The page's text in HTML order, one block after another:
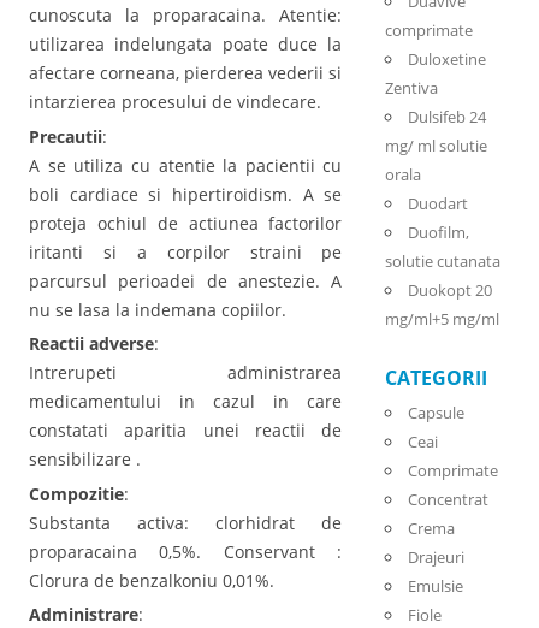
cunoscuta la proparacaina. Atentie:
utilizarea indelungata poate duce la
afectare corneana, pierderea vederii si
intarzierea procesului de vindecare.
Precautii:
A se utiliza cu atentie la pacientii cu
boli cardiace si hipertiroidism. A se
proteja ochiul de actiunea factorilor
iritanti si a corpilor straini pe
parcursul perioadei de anestezie. A
nu se lasa la indemana copiilor.
Reactii adverse:
Intrerupeti administrarea
medicamentului in cazul in care
constatati aparitia unei reactii de
sensibilizare .
Compozitie:
Substanta activa: clorhidrat de
proparacaina 0,5%. Conservant :
Clorura de benzalkoniu 0,01%.
Administrare:
comprimate
Duloxetine
Zentiva
Dulsifeb 24
mg/ ml solutie
orala
Duodart
Duofilm,
solutie cutanata
Duokopt 20
mg/ml+5 mg/ml
CATEGORII
Capsule
Ceai
Comprimate
Concentrat
Crema
Drajeuri
Emulsie
Fiole